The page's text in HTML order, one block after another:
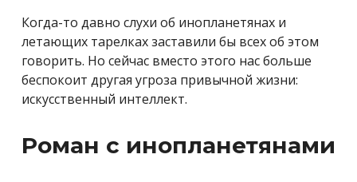
Когда-то давно слухи об инопланетянах и
летающих тарелках заставили бы всех об этом
говорить. Но сейчас вместо этого нас больше
беспокоит другая угроза привычной жизни:
искусственный интеллект.
Роман с инопланетянами